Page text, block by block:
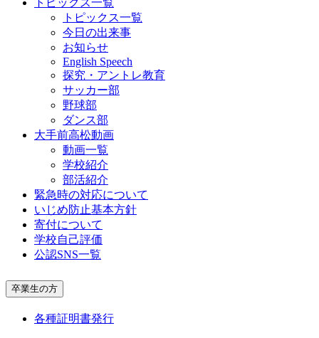
トピックス一覧
トピックス一覧
今日の出来事
お知らせ
English Speech
探究・アントレ教育
サッカー部
野球部
ダンス部
大手前高松動画
動画一覧
学校紹介
部活紹介
緊急時の対応について
いじめ防止基本方針
寄付について
学校自己評価
公認SNS一覧
卒業生の方
各種証明書発行